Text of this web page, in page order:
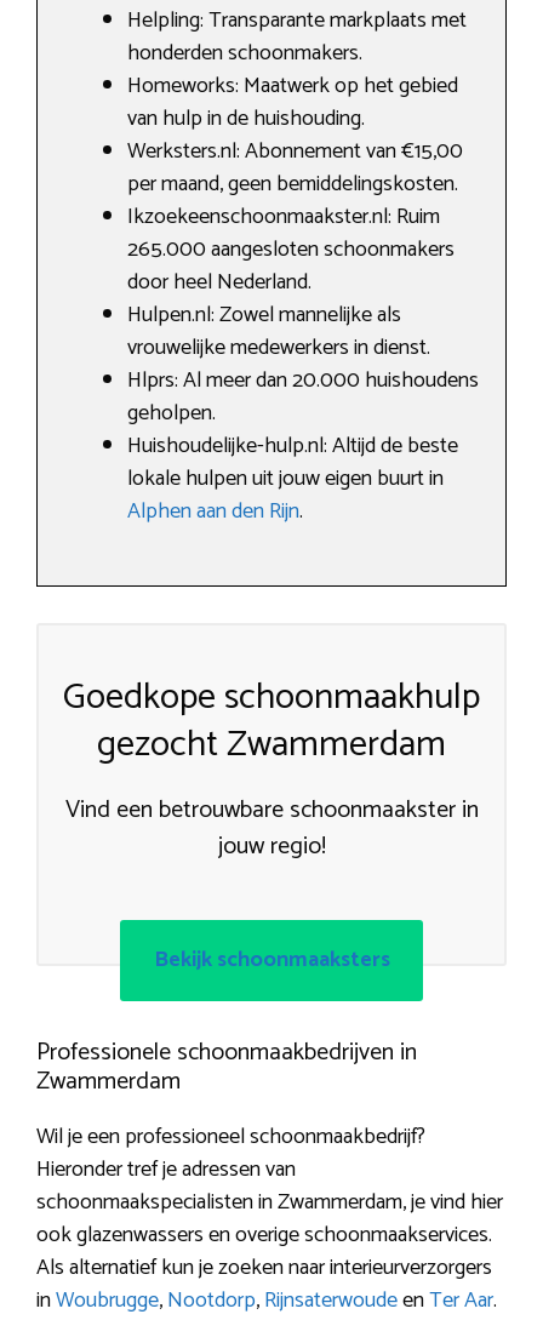
Helpling: Transparante markplaats met
honderden schoonmakers.
Homeworks: Maatwerk op het gebied
van hulp in de huishouding.
Werksters.nl: Abonnement van €15,00
per maand, geen bemiddelingskosten.
Ikzoekeenschoonmaakster.nl: Ruim
265.000 aangesloten schoonmakers
door heel Nederland.
Hulpen.nl: Zowel mannelijke als
vrouwelijke medewerkers in dienst.
Hlprs: Al meer dan 20.000 huishoudens
geholpen.
Huishoudelijke-hulp.nl: Altijd de beste
lokale hulpen uit jouw eigen buurt in
Alphen aan den Rijn.
Goedkope schoonmaakhulp
gezocht Zwammerdam
Vind een betrouwbare schoonmaakster in
jouw regio!
Bekijk schoonmaaksters
Professionele schoonmaakbedrijven in
Zwammerdam
Wil je een professioneel schoonmaakbedrijf?
Hieronder tref je adressen van
schoonmaakspecialisten in Zwammerdam, je vind hier
ook glazenwassers en overige schoonmaakservices.
Als alternatief kun je zoeken naar interieurverzorgers
inWoubrugge,Nootdorp,RijnsaterwoudeenTer Aar.